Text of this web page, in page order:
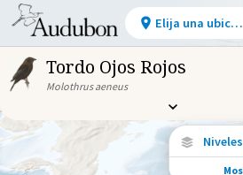
Tordo Ojos Rojos
Molothrus aeneus
Elija una